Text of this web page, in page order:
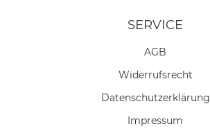
SERVICE
AGB
Widerrufs­recht
Daten­schutz­erklärung
Impressum